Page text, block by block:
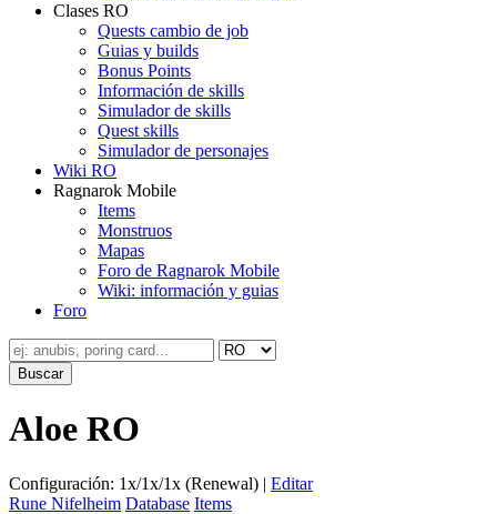
Clases RO
Quests cambio de job
Guias y builds
Bonus Points
Información de skills
Simulador de skills
Quest skills
Simulador de personajes
Wiki RO
Ragnarok Mobile
Items
Monstruos
Mapas
Foro de Ragnarok Mobile
Wiki: información y guias
Foro
Aloe RO
Configuración: 1x/1x/1x (Renewal) | Editar
Rune Nifelheim Database Items